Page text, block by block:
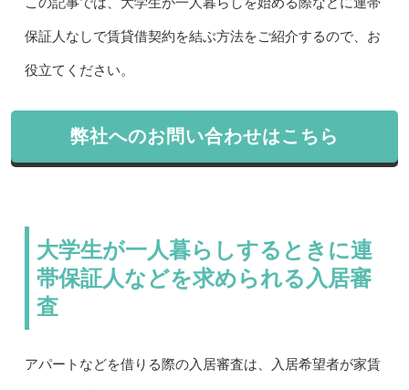
保証人なしで賃貸借契約を結ぶ方法をご紹介するので、お
役立てください。
弊社へのお問い合わせはこちら
大学生が一人暮らしするときに連
帯保証人などを求められる入居審
査
アパートなどを借りる際の入居審査は、入居希望者が家賃